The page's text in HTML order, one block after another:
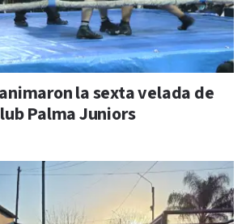
la sexta velada de
Palma Juniors